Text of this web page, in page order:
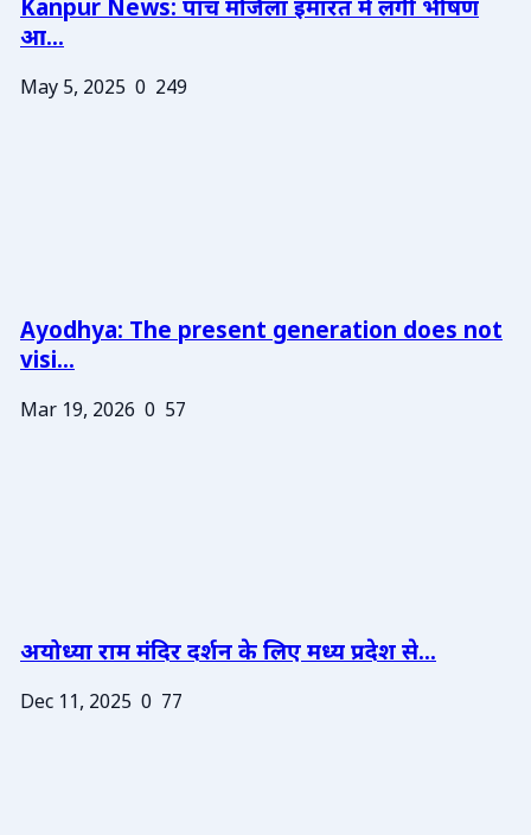
Kanpur News: पांच मंजिला इमारत में लगी भीषण
आ...
May 5, 2025 0 249
Ayodhya: The present generation does not
visi...
Mar 19, 2026 0 57
अयोध्या राम मंदिर दर्शन के लिए मध्य प्रदेश से...
Dec 11, 2025 0 77